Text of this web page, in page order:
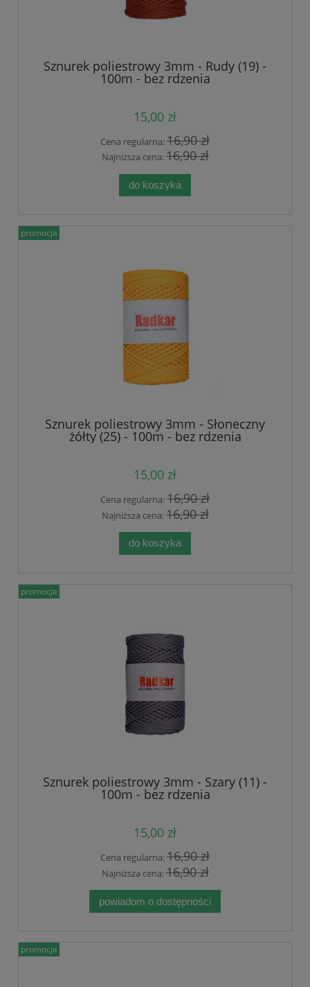
Sznurek poliestrowy 3mm - Rudy (19) -
100m - bez rdzenia
15,00 zł
Cena regularna:16,90 zł
Najniższa cena:16,90 zł
do koszyka
Sznurek poliestrowy 3mm - Słoneczny
żółty (25) - 100m - bez rdzenia
15,00 zł
Cena regularna:16,90 zł
Najniższa cena:16,90 zł
do koszyka
promocja
Sznurek poliestrowy 3mm - Szary (11) -
100m - bez rdzenia
15,00 zł
Cena regularna:16,90 zł
Najniższa cena:16,90 zł
powiadom o dostępności
promocja
promocja